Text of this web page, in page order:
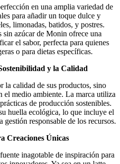
en una amplia variedad de
para añadir un toque dulce y
limonadas, batidos, y postres.
sin azúcar de Monin ofrece una
el sabor, perfecta para quienes
o para dietas específicas.
y la Calidad
la calidad de sus productos, sino
el medio ambiente. La marca utiliza
de producción sostenibles.
huella ecológica, lo que incluye el
gestión responsable de los recursos.
Creaciones Únicas
inagotable de inspiración para